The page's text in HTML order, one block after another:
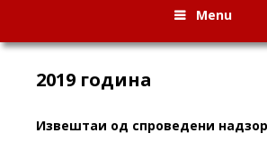
Menu
2019 година
Извештаи од спроведени